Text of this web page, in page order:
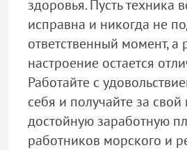
здоровья. Пусть техника
исправна и никогда не
ответственный момент, а
настроение остается
Работайте с
себя и получайте за
достойную заработную
работников морского и